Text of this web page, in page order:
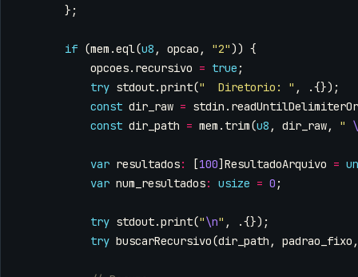
};
if (mem .eql(u8 , opcao , "2")) {
opcoes. recursivo = true ;
try stdout.print("  Diretorio: " ,
.{});
const dir_raw = stdin .
const dir_path = mem . trim(u8 , dir_raw, "
var resultados: [100] ResultadoArquivo =
var num_resultados: usize = 0 ;
try stdout.print("\n" ,
.{});
try buscarRecursivo(dir_path , padrao_fixo ,